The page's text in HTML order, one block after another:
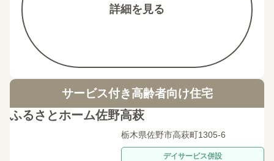
詳細を見る
サービス付き高齢者向け住宅
ふるさとホーム佐野高萩
栃木県佐野市高萩町1305-6
デイサービス併設